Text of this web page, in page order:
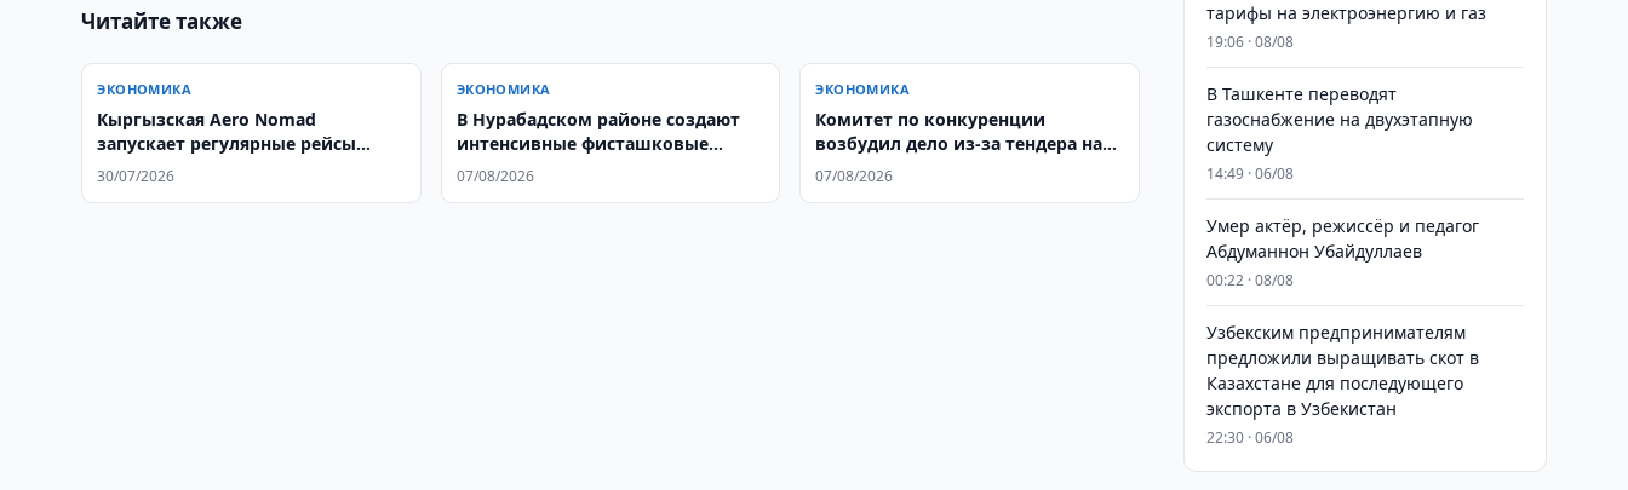
Читайте также
ЭКОНОМИКА
Кыргызская Aero Nomad
запускает регулярные рейсы
между Ташкентом и Бишкеком
30/07/2026
ЭКОНОМИКА
В Нурабадском районе создают
интенсивные фисташковые
плантации
07/08/2026
ЭКОНОМИКА
Комитет по конкуренции
возбудил дело из-за тендера на
5,7 млрд. сумов
07/08/2026
тарифы на электроэнергию и газ
19:06 · 08/08
В Ташкенте переводят
газоснабжение на двухэтапную
систему
14:49 · 06/08
Умер актёр, режиссёр и педагог
Абдуманнон Убайдуллаев
00:22 · 08/08
Узбекским предпринимателям
предложили выращивать скот в
Казахстане для последующего
экспорта в Узбекистан
22:30 · 06/08